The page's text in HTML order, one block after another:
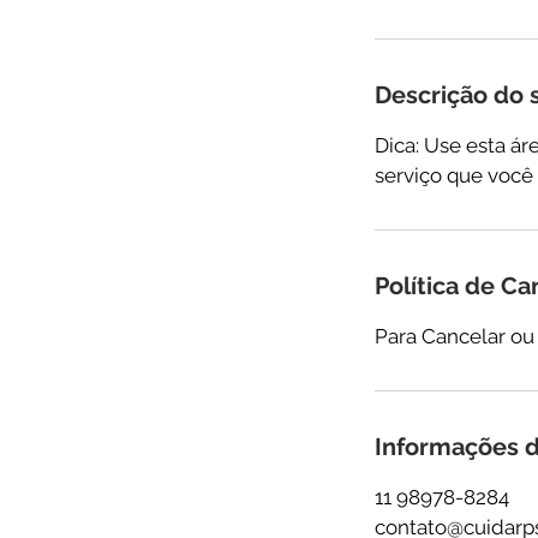
Descrição do
Dica: Use esta
serviço que
Política de
Para Cancelar
Informações
11 98978-8284